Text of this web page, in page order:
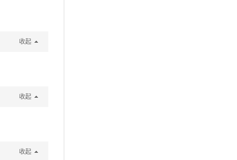
收起
收起
收起